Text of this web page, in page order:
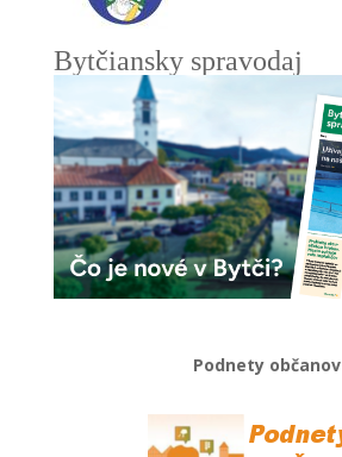
Bytčiansky spravodaj
Podnety občanov